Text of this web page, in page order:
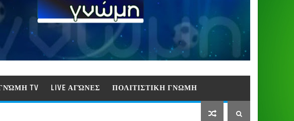
TV LIVE ΑΓΏΝΕΣ ΠΟΛΙΤΙΣΤΙΚΗ ΓΝΩΜΗ